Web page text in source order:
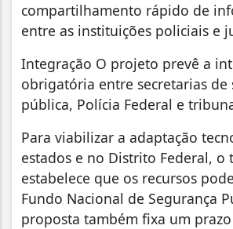
compartilhamento rápido de
entre as instituições policiais e
Integração O projeto prevê a
obrigatória entre secretarias de
pública, Polícia Federal e
Para viabilizar a adaptação
estados e no Distrito Federal, o
estabelece que os recursos
Fundo Nacional de Segurança
proposta também fixa um